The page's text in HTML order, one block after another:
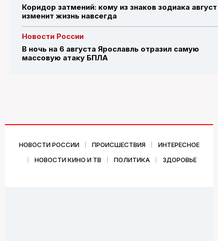
Коридор затмений: кому из знаков зодиака август
изменит жизнь навсегда
Новости России
В ночь на 6 августа Ярославль отразил самую
массовую атаку БПЛА
НОВОСТИ РОССИИ ПРОИСШЕСТВИЯ
ИНТЕРЕСНОЕ
НОВОСТИ КИНО И ТВ
ПОЛИТИКА ЗДОРОВЬЕ